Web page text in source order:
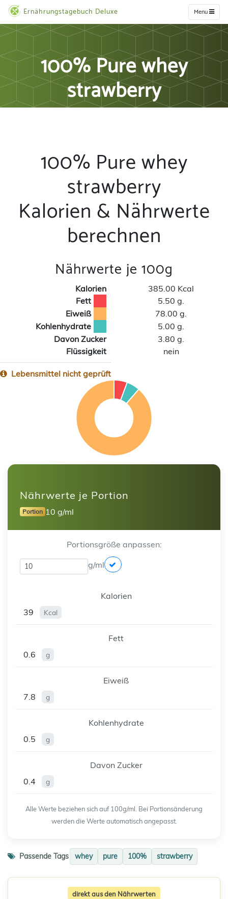
Ernährungstagebuch Deluxe Menu
100% Pure whey
strawberry
100% Pure whey
strawberry
Kalorien & Nährwerte
berechnen
Nährwerte je 100g
Kalorien
385.00 Kcal
Fett
5.50 g.
Eiweiß
78.00 g.
Kohlenhydrate
5.00 g.
Davon Zucker
3.80 g.
Flüssigkeit
nein
Lebensmittel nicht geprüft
Nährwerte je Portion
Portion 10 g/ml
Portionsgröße anpassen:
g/ml
Kalorien
39
Kcal
Fett
0.6
g
Eiweiß
7.8
g
Kohlenhydrate
0.5
g
Davon Zucker
0.4
g
Alle Werte beziehen sich auf 100g/ml. Bei Portionsänderung
werden die Werte automatisch angepasst.
Passende Tags whey pure 100% strawberry
direkt aus den Nährwerten